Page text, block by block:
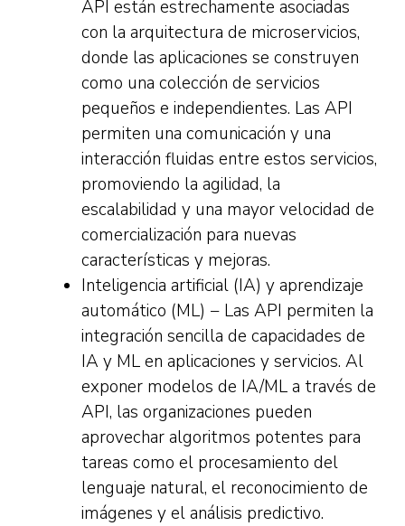
API están estrechamente asociadas
con la arquitectura de microservicios,
donde las aplicaciones se construyen
como una colección de servicios
pequeños e independientes. Las API
permiten una comunicación y una
interacción fluidas entre estos servicios,
promoviendo la agilidad, la
escalabilidad y una mayor velocidad de
comercialización para nuevas
características y mejoras.
Inteligencia artificial (IA) y aprendizaje
automático (ML) − Las API permiten la
integración sencilla de capacidades de
IA y ML en aplicaciones y servicios. Al
exponer modelos de IA/ML a través de
API, las organizaciones pueden
aprovechar algoritmos potentes para
tareas como el procesamiento del
lenguaje natural, el reconocimiento de
imágenes y el análisis predictivo.